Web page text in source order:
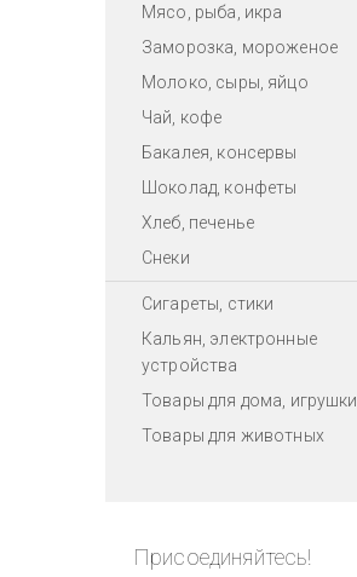
Мясо, рыба, икра
Заморозка, мороженое
Молоко, сыры, яйцо
Чай, кофе
Бакалея, консервы
Шоколад, конфеты
Хлеб, печенье
Снеки
Сигареты, стики
Кальян, электронные
устройства
Товары для дома, игрушки
Товары для животных
Присоединяйтесь!